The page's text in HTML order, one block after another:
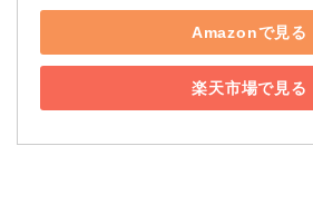
Amazonで見る
楽天市場で見る